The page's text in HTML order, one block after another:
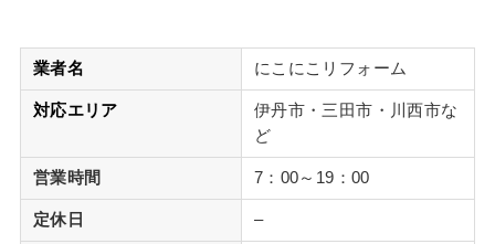
業者名 にこにこリフォーム
対応エリア
伊丹市・三田市・川西市な
ど
営業時間 7：00～19：00
定休日 –